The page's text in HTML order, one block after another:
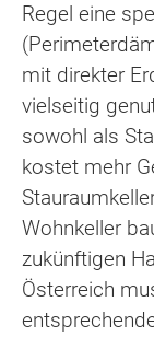
Regel eine
mit direkter
vielseitig
sowohl als
kostet mehr
Wohnkeller
zukünftigen
Österreich